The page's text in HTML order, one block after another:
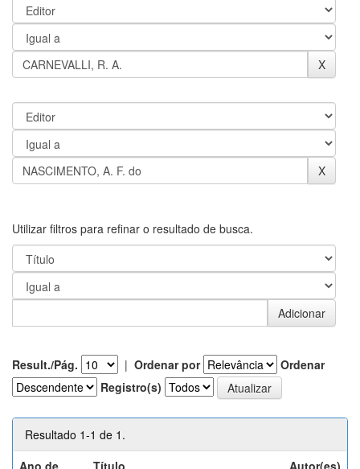
Utilizar filtros para refinar o resultado de busca.
Result./Pág. | Ordenar por
Ordenar
Registro(s)
Resultado 1-1 de 1.
Ano de
Título Autor(es)